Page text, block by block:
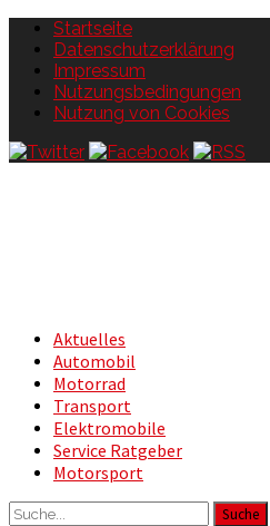
Startseite
Datenschutzerklärung
Impressum
Nutzungsbedingungen
Nutzung von Cookies
Aktuelles
Automobil
Motorrad
Transport
Elektromobile
Service Ratgeber
Motorsport
Suche